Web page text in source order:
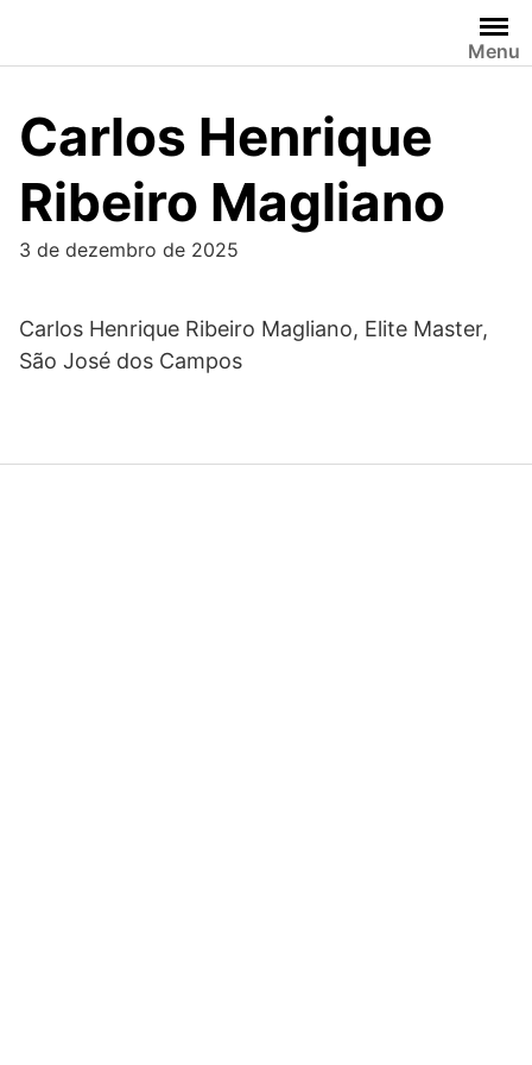
content
Menu
Carlos Henrique
Ribeiro Magliano
3 de dezembro de 2025
Carlos Henrique Ribeiro Magliano, Elite Master,
São José dos Campos